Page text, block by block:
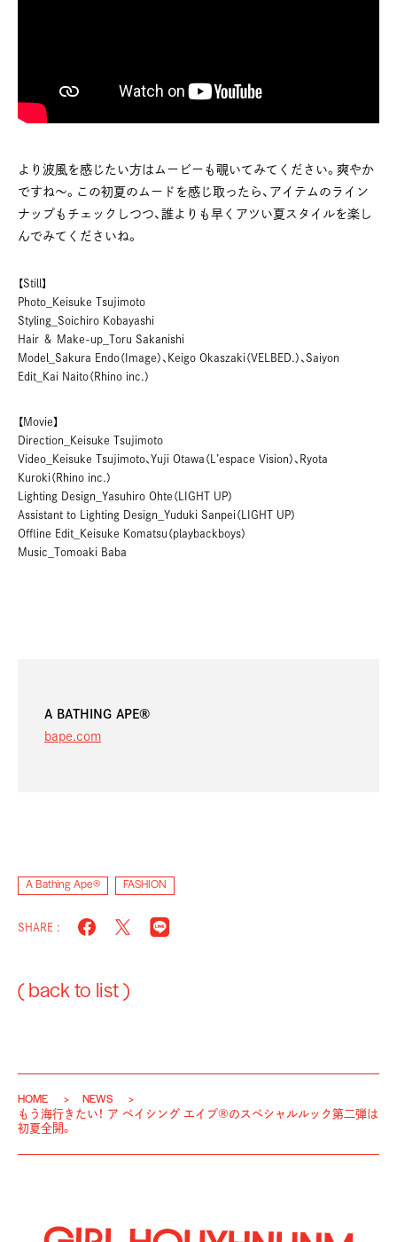
より波風を感じたい方はムービーも覗いてみてください。爽やか
ですね〜。この初夏のムードを感じ取ったら、アイテムのライン
ナップもチェックしつつ、誰よりも早くアツい夏スタイルを楽し
んでみてくださいね。
【Still】
Photo_Keisuke Tsujimoto
Styling_Soichiro Kobayashi
Hair ＆ Make-up_Toru Sakanishi
Model_Sakura Endo（Image）、Keigo Okaszaki（VELBED.）、Saiyon
Edit_Kai Naito（Rhino inc.）
【Movie】
Direction_Keisuke Tsujimoto
Video_Keisuke Tsujimoto、Yuji Otawa（L’espace Vision）、Ryota
Kuroki（Rhino inc.）
Lighting Design_Yasuhiro Ohte（LIGHT UP）
Assistant to Lighting Design_Yuduki Sanpei（LIGHT UP）
Offline Edit_Keisuke Komatsu（playbackboys）
Music_Tomoaki Baba
A BATHING APE®
bape.com
A Bathing Ape® FASHION
SHARE :
( back to list )
HOME
NEWS
もう海行きたい！ ア ベイシング エイプ®のスペシャルルック第二弾は
初夏全開。